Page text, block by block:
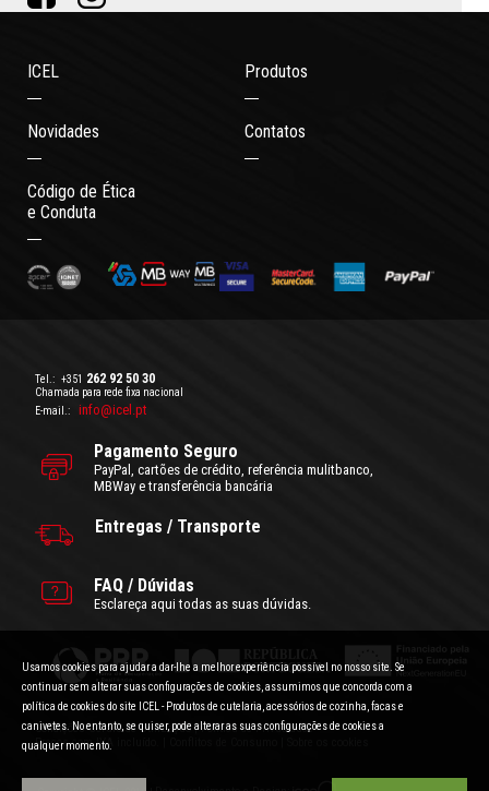
ICEL Produtos
Novidades Contatos
Código de Ética
e Conduta
Tel.: +351 262 92 50 30
Chamada para rede fixa nacional
E-mail.:
info@icel.pt
Pagamento Seguro
PayPal, cartões de crédito, referência mulitbanco,
MBWay e transferência bancária
Entregas / Transporte
FAQ / Dúvidas
Esclareça aqui todas as suas dúvidas.
Condições Gerais de Utilização |Politica de Privacidade
Preços com IVA incluído.
Usamos cookies para ajudar a dar-lhe a melhor experiência possível no nosso site. Se
continuar sem alterar suas configurações de cookies, assumimos que concorda com a
política de cookies do site ICEL - Produtos de cutelaria, acessórios de cozinha, facas e
canivetes. No entanto, se quiser, pode alterar as suas configurações de cookies a
qualquer momento.